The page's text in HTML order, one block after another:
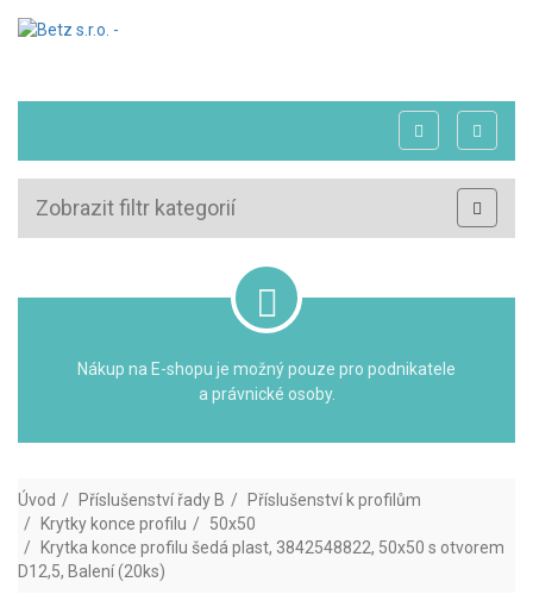
Zobrazit filtr kategorií
Nákup na E-shopu je možný pouze pro podnikatele
a právnické osoby.
Úvod Příslušenství řady B
Příslušenství k profilům
Krytky konce profilu
50x50
Krytka konce profilu šedá plast, 3842548822, 50x50 s otvorem
D12,5, Balení (20ks)